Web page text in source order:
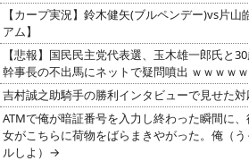
【カープ実況】鈴木健矢(ブルペンデー)vs片
アム】
【悲報】国民民主党代表選、玉木雄一郎氏と
幹事長の不出馬にネットで疑問噴出 ｗｗｗｗ
吉村誠之助騎手の勝利インタビューで見せた
ATMで俺が暗証番号を入力し終わった瞬間に
女がこちらに荷物をばらまきやがった。俺（
ルしよ）→